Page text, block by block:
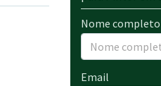
Nome completo
Email